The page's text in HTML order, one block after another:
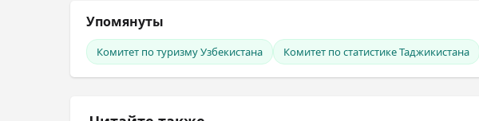
Упомянуты
Комитет по туризму Узбекистана Комитет по статистике Таджикистана